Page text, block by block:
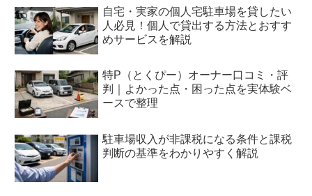
自宅・実家の個人宅駐車場を貸したい
人必見！個人で貸出する方法とおすす
めサービスを解説
特P（とくぴー）オーナー口コミ・評
判｜よかった点・困った点を実体験ベ
ースで整理
駐車場収入が非課税になる条件と課税
判断の基準をわかりやすく解説